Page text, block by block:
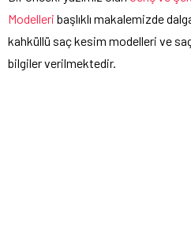
Modelleri başlıklı makalemizde
kahküllü saç kesim modelleri ve
bilgiler verilmektedir.